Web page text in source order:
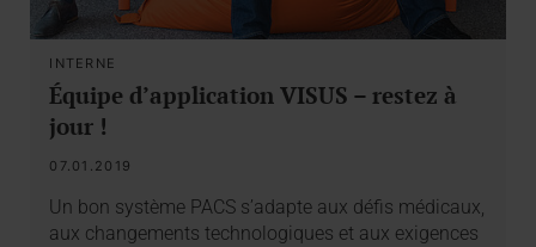
INTERNE
Équipe d’application VISUS – restez à
jour !
07.01.2019
Un bon système PACS s’adapte aux défis médicaux,
aux changements technologiques et aux exigences